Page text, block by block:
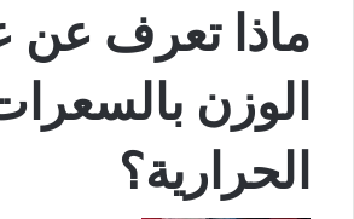
ماذا تعرف عن
الوزن
الحرارية؟